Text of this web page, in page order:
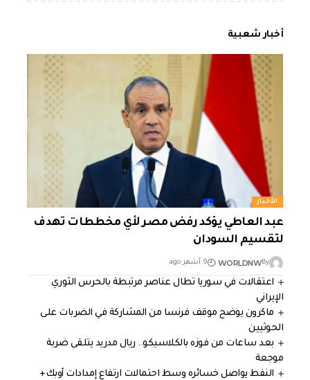
أخبار شعبية
الأخبار
عبد العاطي يؤكد رفض مصر لأي مخططات تهدف
لتقسيم السودان
By
WORLDNW 9 أشهر ago
اعتقالات في سوريا تطال عناصر مرتبطة بالحرس الثوري
الإيراني
ماكرون يوضح موقف فرنسا من المشاركة في الضربات على
الحوثيين
بعد ساعات من فوزه بالكلاسيكو.. ريال مدريد يتلقى ضربة
موجعة
النفط يواصل خسائره وسط احتمالات ارتفاع إمدادات أوبك+